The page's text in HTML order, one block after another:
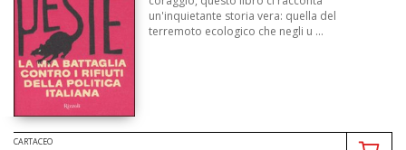
un'inquietante storia vera: quella del
terremoto ecologico che negli u ...
CARTACEO